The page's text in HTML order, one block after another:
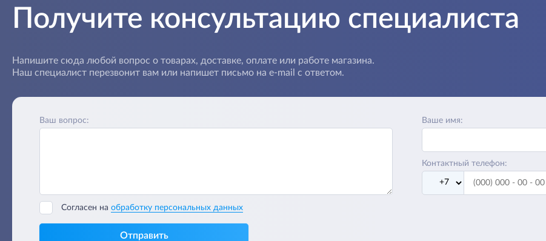
Получите консультацию специалиста
Напишите сюда любой вопрос о товарах, доставке, оплате или работе магазина.
Наш специалист перезвонит вам или напишет письмо на e-mail с ответом.
Ваш вопрос: Ваше имя:
Контактный телефон:
Согласен на обработку персональных данных
Отправить